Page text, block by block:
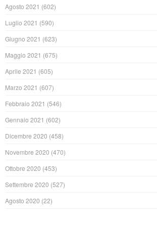
Agosto 2021 (602)
Luglio 2021 (590)
Giugno 2021 (623)
Maggio 2021 (675)
Aprile 2021 (605)
Marzo 2021 (607)
Febbraio 2021 (546)
Gennaio 2021 (602)
Dicembre 2020 (458)
Novembre 2020 (470)
Ottobre 2020 (453)
Settembre 2020 (527)
Agosto 2020 (22)